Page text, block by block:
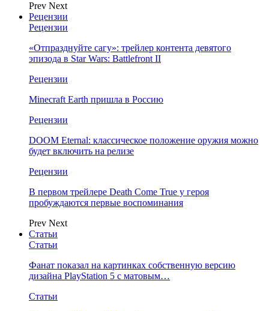
Prev Next
Рецензии
Рецензии
«Отпразднуйте сагу»: трейлер контента девятого
эпизода в Star Wars: Battlefront II
Рецензии
Minecraft Earth пришла в Россию
Рецензии
DOOM Eternal: классическое положение оружия можно
будет включить на релизе
Рецензии
В первом трейлере Death Come True у героя
пробуждаются первые воспоминания
Prev Next
Статьи
Статьи
Фанат показал на картинках собственную версию
дизайна PlayStation 5 с матовым…
Статьи